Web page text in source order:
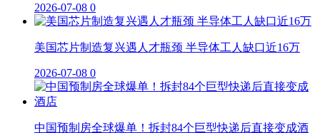
2026-07-08 0
美国芯片制造复兴遇人才瓶颈 半导体工人缺口近16万
2026-07-08 0
中国预制房全球爆单！拆封84个巨型快递后直接变成酒